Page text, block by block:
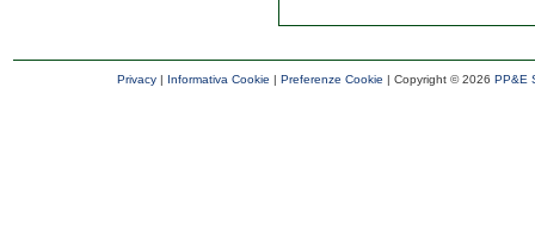
Privacy| Informativa Cookie | Preferenze Cookie | Copyright ©2026 PP&E